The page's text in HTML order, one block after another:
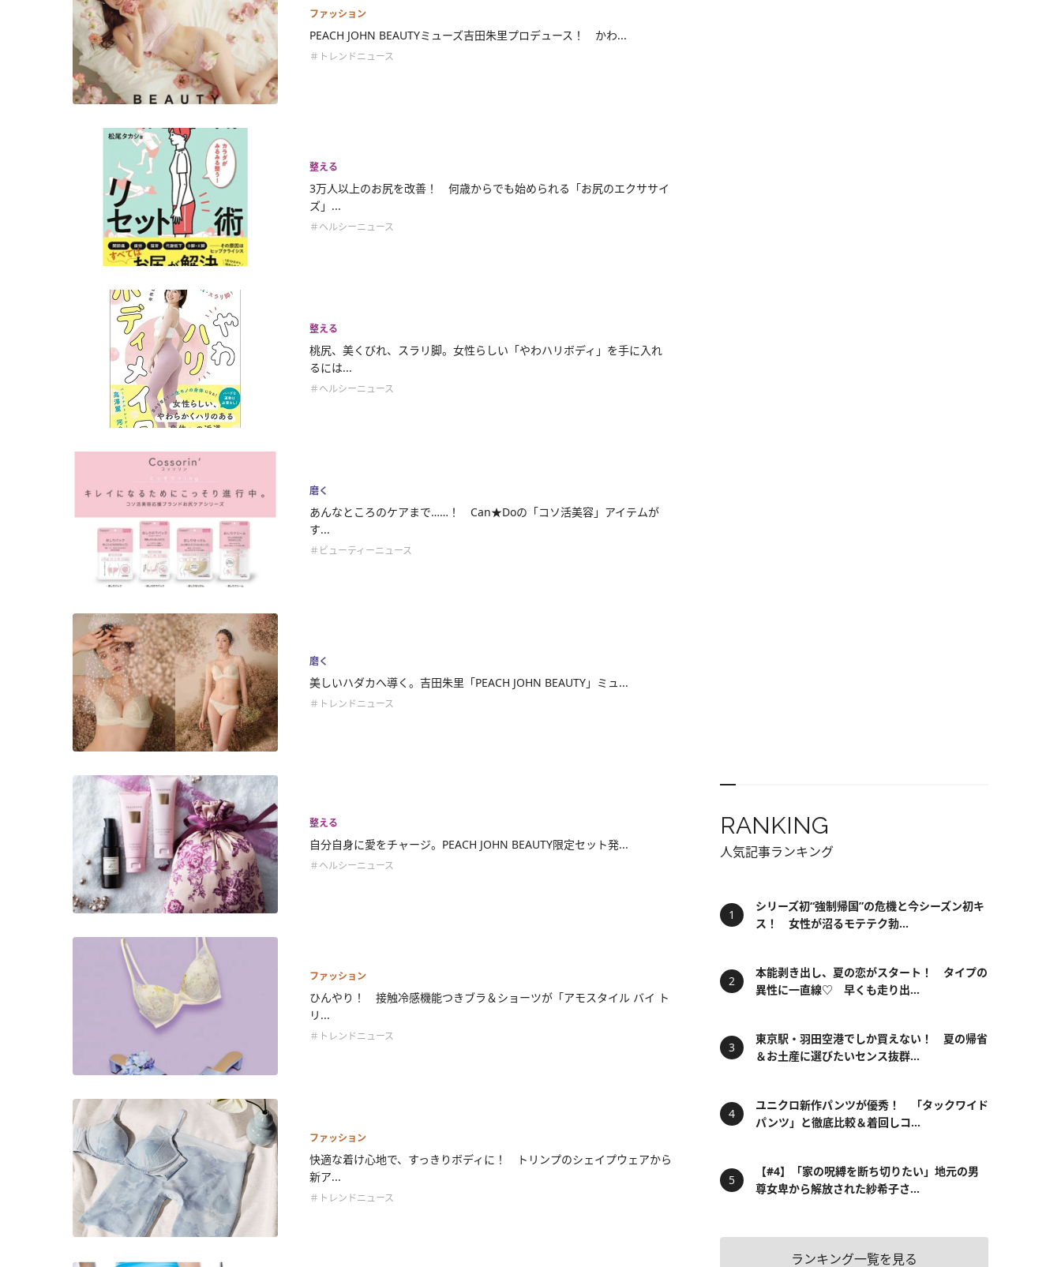
ファッション
PEACH JOHN BEAUTYミューズ吉田朱里プロデュース！ かわ...
＃トレンドニュース
整える
3万人以上のお尻を改善！ 何歳からでも始められる「お尻のエクササイ
ズ」...
＃ヘルシーニュース
整える
桃尻、美くびれ、スラリ脚。女性らしい「やわハリボディ」を手に入れ
るには...
＃ヘルシーニュース
磨く
あんなところのケアまで……！ Can★Doの「コソ活美容」アイテムが
す...
＃ビューティーニュース
磨く
美しいハダカへ導く。吉田朱里「PEACH JOHN BEAUTY」ミュ...
＃トレンドニュース
整える
自分自身に愛をチャージ。PEACH JOHN BEAUTY限定セット発...
＃ヘルシーニュース
ファッション
ひんやり！ 接触冷感機能つきブラ＆ショーツが「アモスタイル バイ ト
リ...
＃トレンドニュース
ファッション
快適な着け心地で、すっきりボディに！ トリンプのシェイプウェアから
新ア...
＃トレンドニュース
RANKING
人気記事ランキング
シリーズ初“強制帰国”の危機と今シーズン初キ
ス！ 女性が沼るモテテク勃...
本能剥き出し、夏の恋がスタート！ タイプの
異性に一直線♡ 早くも走り出...
東京駅・羽田空港でしか買えない！ 夏の帰省
＆お土産に選びたいセンス抜群...
ユニクロ新作パンツが優秀！ 「タックワイド
パンツ」と徹底比較＆着回しコ...
【#4】「家の呪縛を断ち切りたい」地元の男
尊女卑から解放された紗希子さ...
ランキング一覧を見る